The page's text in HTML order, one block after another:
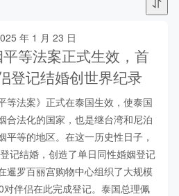
年 1 月 23 日
等法案正式生效，首
登记结婚创世界纪录
等法案》正式在泰国生效，使泰国
合法化的国家，也是继台湾和尼泊
平等的地区。在这一历史性日子，
记结婚，创造了单日同性婚姻登记
暹罗百丽宫购物中心组织了大规模
伴侣在此完成登记。泰国总理佩